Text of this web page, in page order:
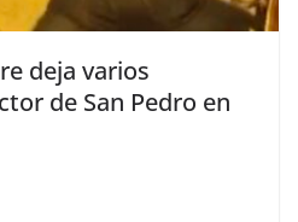
deja varios
de San Pedro en